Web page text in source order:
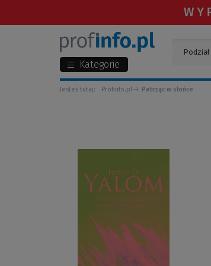
Kategorie
Jesteś tutaj: Profinfo.pl Patrząc w słońce